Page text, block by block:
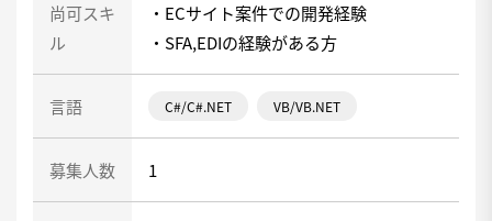
尚可スキ
ル
・ECサイト案件での開発経験
・SFA,EDIの経験がある方
言語 C#/C#.NET VB/VB.NET
募集人数 1